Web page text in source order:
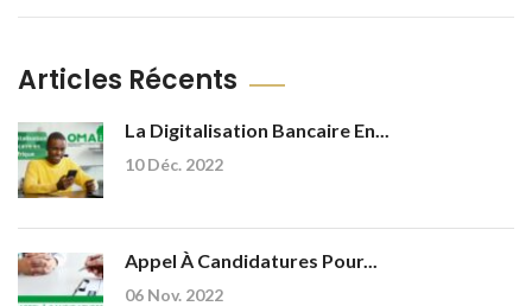
Articles Récents
La Digitalisation Bancaire En...
10 Déc. 2022
Appel À Candidatures Pour...
06 Nov. 2022